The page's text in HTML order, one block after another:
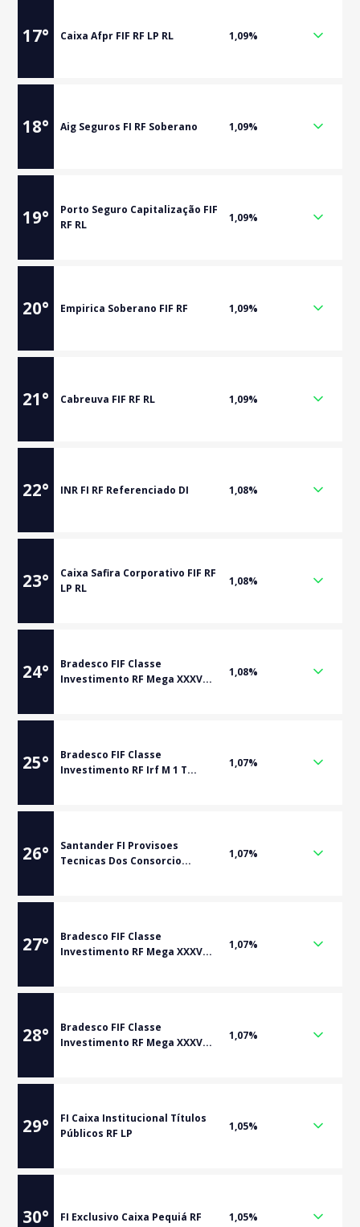
17° Caixa Afpr FIF RF LP RL 1,09%
18° Aig Seguros FI RF Soberano 1,09%
19°
Porto Seguro Capitalização FIF
RF RL
1,09%
20° Empirica Soberano FIF RF 1,09%
21° Cabreuva FIF RF RL 1,09%
22° INR FI RF Referenciado DI 1,08%
23°
Caixa Safira Corporativo FIF RF
LP RL
1,08%
24°
Bradesco FIF Classe
Investimento RF Mega XXXV...
1,08%
25°
Bradesco FIF Classe
Investimento RF Irf M 1 T...
1,07%
26°
Santander FI Provisoes
Tecnicas Dos Consorcio...
1,07%
27°
Bradesco FIF Classe
Investimento RF Mega XXXV...
1,07%
28°
Bradesco FIF Classe
Investimento RF Mega XXXV...
1,07%
29°
FI Caixa Institucional Títulos
Públicos RF LP
1,05%
30° FI Exclusivo Caixa Pequiá RF 1,05%